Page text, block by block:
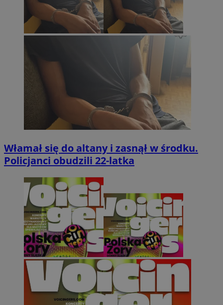
Włamał się do altany i zasnął w środku.
Policjanci obudzili 22-latka